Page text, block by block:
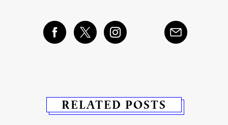
RELATED POSTS